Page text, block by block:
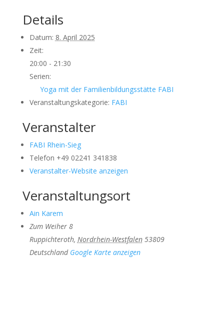
Details
Datum: 8. April 2025
Zeit:
20:00 - 21:30
Serien:
Yoga mit der Familienbildungsstätte FABI
Veranstaltungskategorie: FABI
Veranstalter
FABI Rhein-Sieg
Telefon +49 02241 341838
Veranstalter-Website anzeigen
Veranstaltungsort
Ain Karem
Zum Weiher 8
Ruppichteroth, Nordrhein-Westfalen 53809
Deutschland Google Karte anzeigen